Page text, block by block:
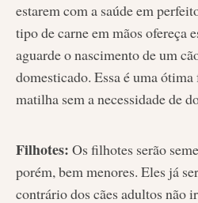
estarem com a saúde em
tipo de carne em mãos ofereça
aguarde o nascimento de um
domesticado. Essa é uma
matilha sem a necessidade de
Filhotes: Os filhotes serão
porém, bem menores. Eles já
contrário dos cães adultos não